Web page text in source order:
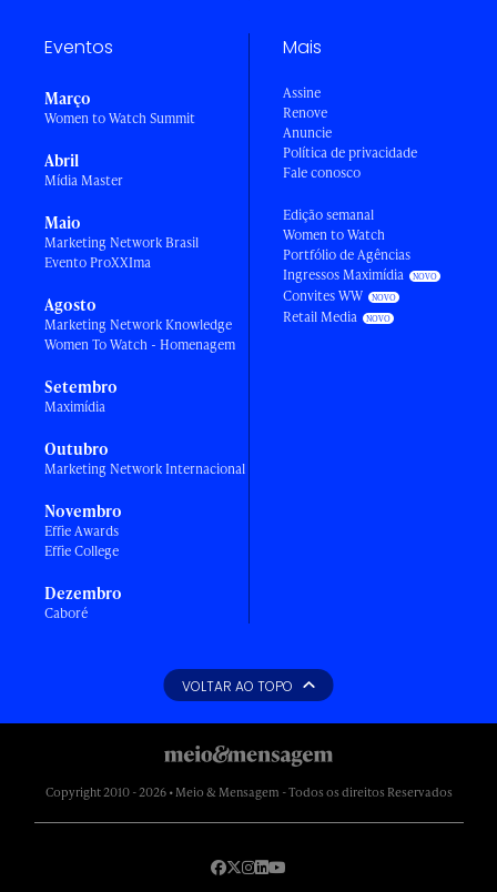
Eventos
Março
Women to Watch Summit
Abril
Mídia Master
Maio
Marketing Network Brasil
Evento ProXXIma
Agosto
Marketing Network Knowledge
Women To Watch - Homenagem
Setembro
Maximídia
Outubro
Marketing Network Internacional
Novembro
Effie Awards
Effie College
Dezembro
Caboré
Mais
Assine
Renove
Anuncie
Política de privacidade
Fale conosco
Edição semanal
Women to Watch
Portfólio de Agências
Ingressos Maximídia
Convites WW
Retail Media
VOLTAR AO TOPO
Copyright 2010 - 2026 • Meio & Mensagem - Todos os direitos Reservados